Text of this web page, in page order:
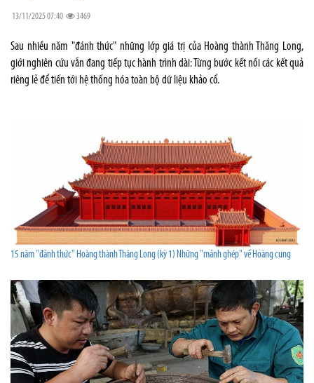
13/11/2025 07:40 3469
Sau nhiều năm "đánh thức" những lớp giá trị của Hoàng thành Thăng Long,
giới nghiên cứu vẫn đang tiếp tục hành trình dài: Từng bước kết nối các kết quả
riêng lẻ để tiến tới hệ thống hóa toàn bộ dữ liệu khảo cổ.
15 năm "đánh thức" Hoàng thành Thăng Long (kỳ 1) Những "mảnh ghép" về Hoàng cung